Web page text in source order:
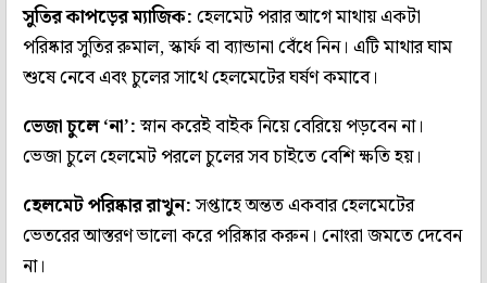
সুতির কাপড়ের ম্যাজিক:হেলমেট পরার আগে মাথায় একটা
পরিষ্কার সুতির রুমাল, স্কার্ফ বা ব্যান্ডানা বেঁধে নিন। এটি মাথার ঘাম
শুষে নেবে এবং চুলের সাথে হেলমেটের ঘর্ষণ কমাবে।
ভেজা চুলে ‘না’:স্নান করেই বাইক নিয়ে বেরিয়ে পড়বেন না।
ভেজা চুলে হেলমেট পরলে চুলের সব চাইতে বেশি ক্ষতি হয়।
হেলমেট পরিষ্কার রাখুন:সপ্তাহে অন্তত একবার হেলমেটের
ভেতরের আস্তরণ ভালো করে পরিষ্কার করুন। নোংরা জমতে দেবেন
না।